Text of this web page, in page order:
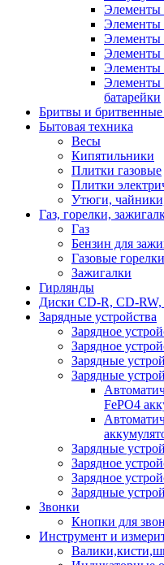
Элементы
Элементы
Элементы
Элементы
Элементы
Элементы
батарейки
Бритвы и
Бытовая техника
Весы
Кипятильники
Плитки газовые
Плитки
Утюги,
Газ, горелки,
Газ
Бензин для
Газовые горелки
Зажигалки
Гирлянды
Диски CD-R, CD-
Зарядные устройства
Зарядное
Зарядное
Зарядные
Зарядные
FePO4
Зарядные
Зарядное
Зарядное
Зарядные
Звонки
Кнопки для
Инструмент и